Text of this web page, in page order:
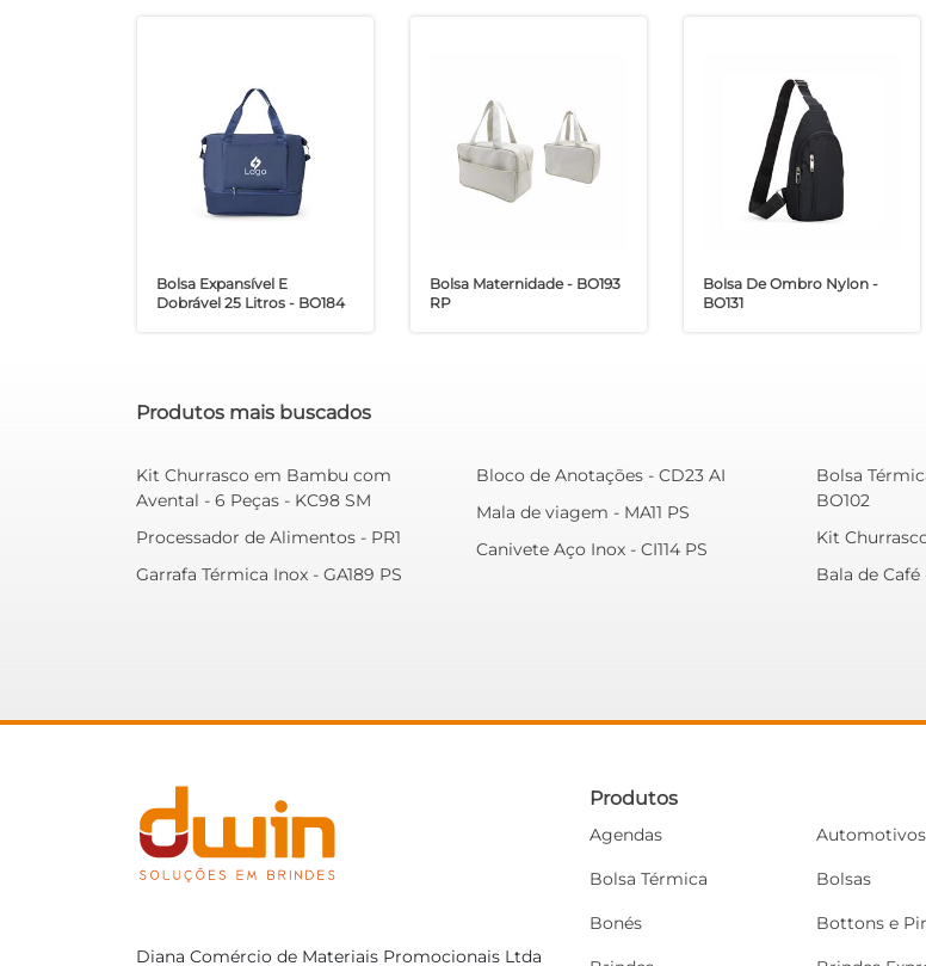
Bolsa Expansível E
Dobrável 25 Litros - BO184
Bolsa Maternidade - BO193
RP
Bolsa De Ombro Nylon -
BO131
Produtos mais buscados
Kit Churrasco em Bambu com
Avental - 6 Peças - KC98 SM
Processador de Alimentos - PR1
Garrafa Térmica Inox - GA189 PS
Bloco de Anotações - CD23 AI
Mala de viagem - MA11 PS
Canivete Aço Inox - CI114 PS
Bolsa
BO102
Kit
Bala de Café
Diana Comércio de Materiais Promocionais Ltda
Produtos
Agendas
Bolsa Térmica
Bonés
Automotivos
Bolsas
Bottons e